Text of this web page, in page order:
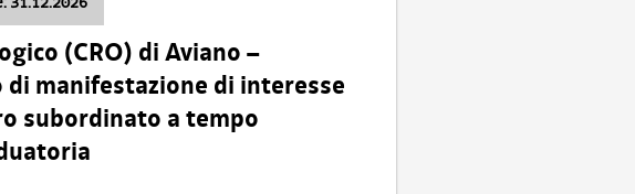
(CRO) di Aviano –
di manifestazione di interesse
subordinato a tempo